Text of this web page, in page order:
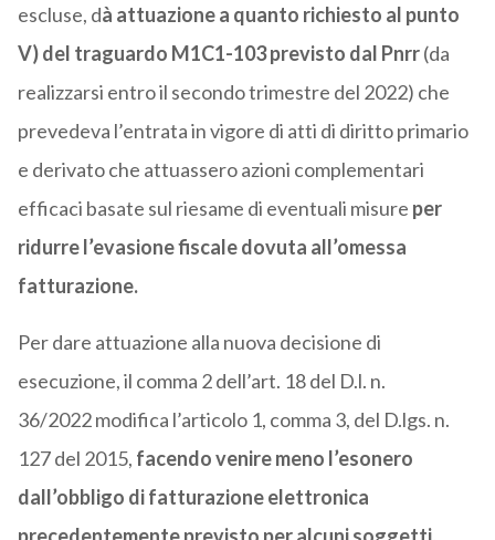
escluse, dà attuazione a quanto richiesto al punto
V) del traguardo M1C1-103 previsto dal Pnrr(da
realizzarsi entro il secondo trimestre del 2022) che
prevedeva l’entrata in vigore di atti di diritto primario
e derivato che attuassero azioni complementari
efficaci basate sul riesame di eventuali misure per
ridurre l’evasione fiscale dovuta all’omessa
fatturazione.
Per dare attuazione alla nuova decisione di
esecuzione, il comma 2 dell’art. 18 del D.l. n.
36/2022 modifica l’articolo 1, comma 3, del D.lgs. n.
127 del 2015, facendo venire meno l’esonero
dall’obbligo di fatturazione elettronica